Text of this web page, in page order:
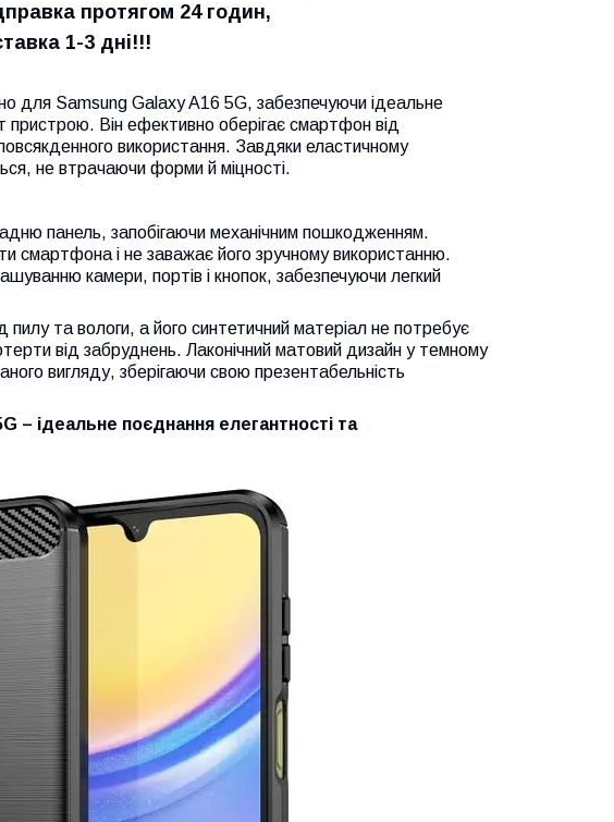
протягом 24 годин,
1-3 дні!!!
для Samsung Galaxy A16 5G, забезпечуючи ідеальне
пристрою. Він ефективно оберігає смартфон від
використання. Завдяки еластичному
не втрачаючи форми й міцності.
панель, запобігаючи механічним пошкодженням.
смартфона і не заважає його зручному використанню.
камери, портів і кнопок, забезпечуючи легкий
пилу та вологи, а його синтетичний матеріал не потребує
від забруднень. Лаконічний матовий дизайн у темному
вигляду, зберігаючи свою презентабельність
– ідеальне поєднання елегантності та